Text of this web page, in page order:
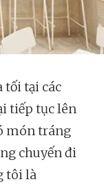
tối tại các
tiếp tục lên
món tráng
chuyến đi
tôi là